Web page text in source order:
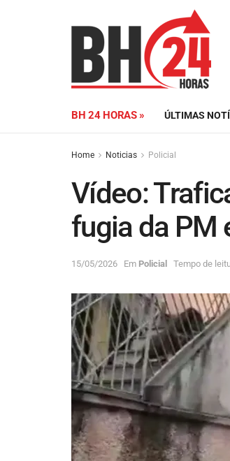
BH 24 HORAS » ÚLTIMAS
Home Noticias Policial
Vídeo:
fugia da PM
15/05/2026 Em Policial Tempo de